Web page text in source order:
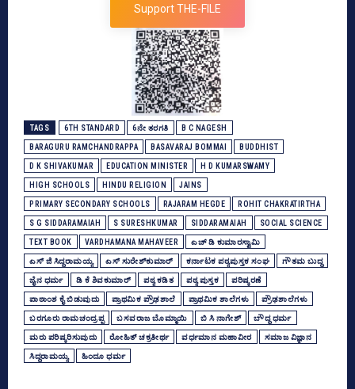
Support THE-FILE
TAGS 6TH STANDARD 6ನೇ ತರಗತಿ B C NAGESH
BARAGURU RAMCHANDRAPPA BASAVARAJ BOMMAI BUDDHIST
D K SHIVAKUMAR EDUCATION MINISTER H D KUMARSWAMY
HIGH SCHOOLS HINDU RELIGION JAINS
PRIMARY SECONDARY SCHOOLS RAJARAM HEGDE ROHIT CHAKRATIRTHA
S G SIDDARAMAIAH S SURESHKUMAR SIDDARAMAIAH SOCIAL SCIENCE
TEXT BOOK VARDHAMANA MAHAVEER ಎಚ್‌ ಡಿ ಕುಮಾರಸ್ವಾಮಿ
ಎಸ್‌ ಜಿ ಸಿದ್ದರಾಮಯ್ಯ ಎಸ್‌ ಸುರೇಶ್‌ಕುಮಾರ್‌ ಕರ್ನಾಟಕ ಪಠ್ಯಪುಸ್ತಕ ಸಂಘ ಗೌತಮ ಬುದ್ಧ
ಜೈನ ಧರ್ಮ ಡಿ ಕೆ ಶಿವಕುಮಾರ್ ಪಠ್ಯ ಕಡಿತ ಪಠ್ಯ ಪುಸ್ತಕ ಪರಿಷ್ಕರಣೆ
ಪಾಠಾಂಶ ಕೈ ಬಿಡುವುದು ಪ್ರಾಥಮಿಕ ಪ್ರೌಢಶಾಲೆ ಪ್ರಾಥಮಿಕ ಶಾಲೆಗಳು ಪ್ರೌಢಶಾಲೆಗಳು
ಬರಗೂರು ರಾಮಚಂದ್ರಪ್ಪ ಬಸವರಾಜ ಬೊಮ್ಮಾಯಿ ಬಿ ಸಿ ನಾಗೇಶ್‌ ಬೌದ್ಧ ಧರ್ಮ
ಮರು ಪರಿಷ್ಕರಿಸುವುದು ರೋಹಿತ್‌ ಚಕ್ರತೀರ್ಥ ವರ್ಧಮಾನ ಮಹಾವೀರ ಸಮಾಜ ವಿಜ್ಞಾನ
ಸಿದ್ದರಾಮಯ್ಯ ಹಿಂದೂ ಧರ್ಮ